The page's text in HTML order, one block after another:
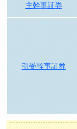
主幹事証券
引受幹事証券